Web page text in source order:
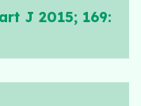
J 2015; 169: